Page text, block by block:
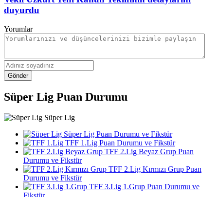
duyurdu
Yorumlar
Gönder
Süper Lig Puan Durumu
Süper Lig
Süper Lig Puan Durumu ve Fikstür
TFF 1.Lig Puan Durumu ve Fikstür
TFF 2.Lig Beyaz Grup Puan
Durumu ve Fikstür
TFF 2.Lig Kırmızı Grup Puan
Durumu ve Fikstür
TFF 3.Lig 1.Grup Puan Durumu ve
Fikstür